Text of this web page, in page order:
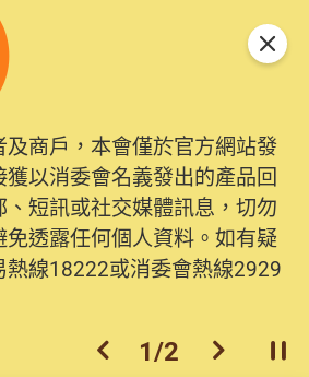
商戶，本會僅於官方網站發
以消委會名義發出的產品回
短訊或社交媒體訊息，切勿
透露任何個人資料。如有疑
熱線18222或消委會熱線2929
網絡安全，本會的投訴處理
推出新功能。由2025年11月
要提供基本聯絡資料（包括姓
冊帳戶，才可提交投訴、查
交紀錄將清晰整合於帳戶中，
上一個
2/2 下一個開
關閉